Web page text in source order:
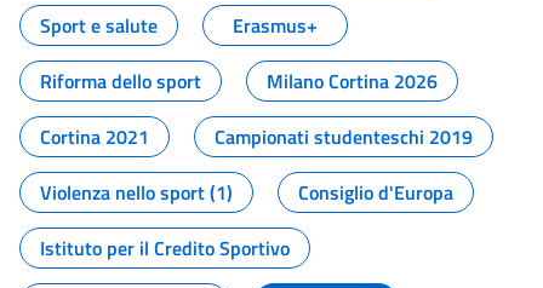
Sport e salute
Erasmus+
Riforma dello sport
Milano Cortina 2026
Cortina 2021
Campionati studenteschi 2019
Violenza nello sport (1)
Consiglio d'Europa
Istituto per il Credito Sportivo